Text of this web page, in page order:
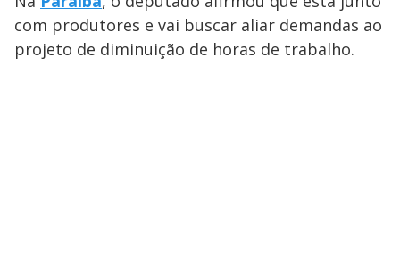
com produtores e vai buscar aliar demandas ao
projeto de diminuição de horas de trabalho.